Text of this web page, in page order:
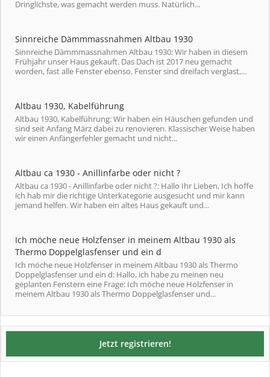
Dringlichste, was gemacht werden muss. Natürlich...
Sinnreiche Dämmmassnahmen Altbau 1930
Sinnreiche Dämmmassnahmen Altbau 1930: Wir haben in diesem
Frühjahr unser Haus gekauft. Das Dach ist 2017 neu gemacht
worden, fast alle Fenster ebenso. Fenster sind dreifach verglast,...
Altbau 1930, Kabelführung
Altbau 1930, Kabelführung: Wir haben ein Häuschen gefunden und
sind seit Anfang März dabei zu renovieren. Klassischer Weise haben
wir einen Anfängerfehler gemacht und nicht...
Altbau ca 1930 - Anillinfarbe oder nicht ?
Altbau ca 1930 - Anillinfarbe oder nicht ?: Hallo Ihr Lieben, Ich hoffe
ich hab mir die richtige Unterkategorie ausgesucht und mir kann
jemand helfen. Wir haben ein altes Haus gekauft und...
Ich möche neue Holzfenser in meinem Altbau 1930 als
Thermo Doppelglasfenser und ein d
Ich möche neue Holzfenser in meinem Altbau 1930 als Thermo
Doppelglasfenser und ein d: Hallo, ich habe zu meinen neu
geplanten Fenstern eine Frage: Ich möche neue Holzfenser in
meinem Altbau 1930 als Thermo Doppelglasfenser und...
Jetzt registrieren!